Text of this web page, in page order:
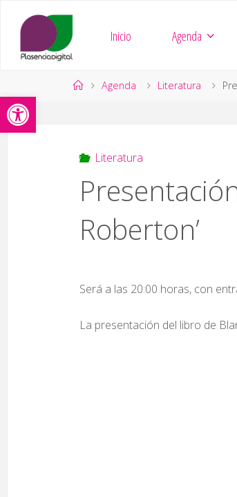
Abrir barra de
contenido
Inicio Agenda
PáginaAgenda Literatura
Literatura
Roberton’
Será a las 20:00 horas, con
La presentación del libro de